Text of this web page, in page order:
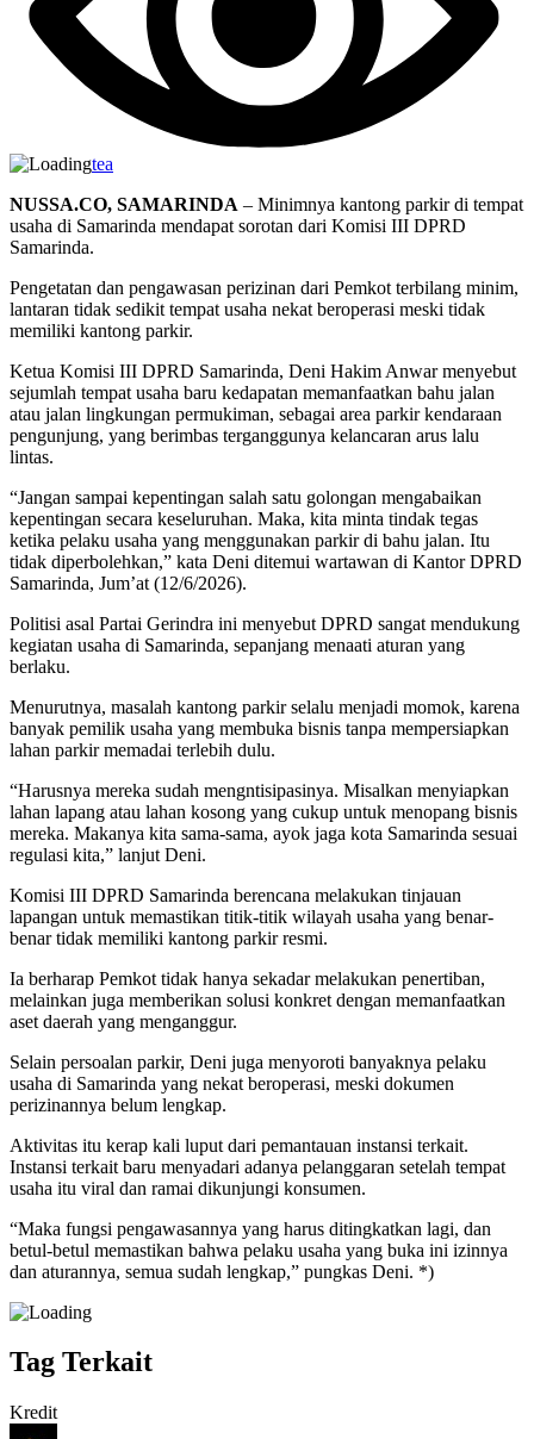
tea
NUSSA.CO, SAMARINDA – Minimnya kantong parkir di tempat
usaha di Samarinda mendapat sorotan dari Komisi III DPRD
Samarinda.
Pengetatan dan pengawasan perizinan dari Pemkot terbilang minim,
lantaran tidak sedikit tempat usaha nekat beroperasi meski tidak
memiliki kantong parkir.
Ketua Komisi III DPRD Samarinda, Deni Hakim Anwar menyebut
sejumlah tempat usaha baru kedapatan memanfaatkan bahu jalan
atau jalan lingkungan permukiman, sebagai area parkir kendaraan
pengunjung, yang berimbas terganggunya kelancaran arus lalu
lintas.
“Jangan sampai kepentingan salah satu golongan mengabaikan
kepentingan secara keseluruhan. Maka, kita minta tindak tegas
ketika pelaku usaha yang menggunakan parkir di bahu jalan. Itu
tidak diperbolehkan,” kata Deni ditemui wartawan di Kantor DPRD
Samarinda, Jum’at (12/6/2026).
Politisi asal Partai Gerindra ini menyebut DPRD sangat mendukung
kegiatan usaha di Samarinda, sepanjang menaati aturan yang
berlaku.
Menurutnya, masalah kantong parkir selalu menjadi momok, karena
banyak pemilik usaha yang membuka bisnis tanpa mempersiapkan
lahan parkir memadai terlebih dulu.
“Harusnya mereka sudah mengntisipasinya. Misalkan menyiapkan
lahan lapang atau lahan kosong yang cukup untuk menopang bisnis
mereka. Makanya kita sama-sama, ayok jaga kota Samarinda sesuai
regulasi kita,” lanjut Deni.
Komisi III DPRD Samarinda berencana melakukan tinjauan
lapangan untuk memastikan titik-titik wilayah usaha yang benar-
benar tidak memiliki kantong parkir resmi.
Ia berharap Pemkot tidak hanya sekadar melakukan penertiban,
melainkan juga memberikan solusi konkret dengan memanfaatkan
aset daerah yang menganggur.
Selain persoalan parkir, Deni juga menyoroti banyaknya pelaku
usaha di Samarinda yang nekat beroperasi, meski dokumen
perizinannya belum lengkap.
Aktivitas itu kerap kali luput dari pemantauan instansi terkait.
Instansi terkait baru menyadari adanya pelanggaran setelah tempat
usaha itu viral dan ramai dikunjungi konsumen.
“Maka fungsi pengawasannya yang harus ditingkatkan lagi, dan
betul-betul memastikan bahwa pelaku usaha yang buka ini izinnya
dan aturannya, semua sudah lengkap,” pungkas Deni. *)
Tag Terkait
Kredit